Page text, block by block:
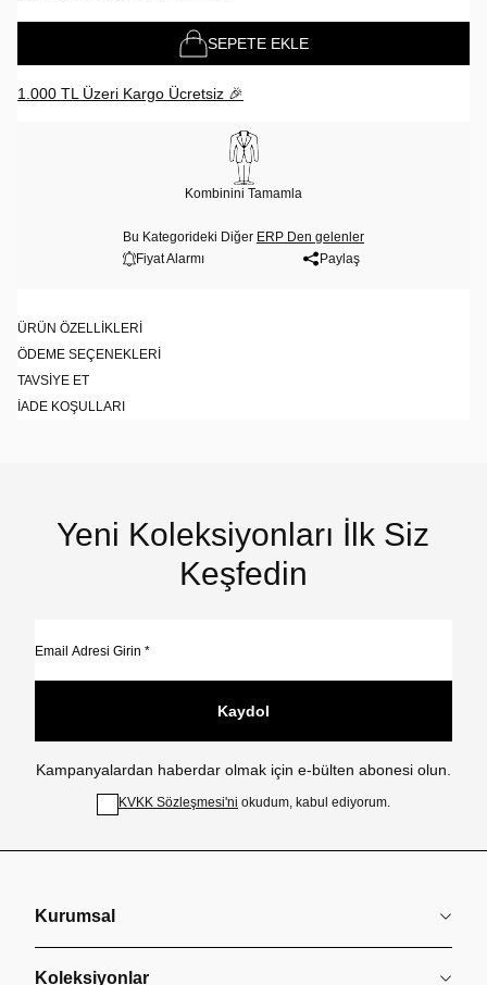
SEPETE EKLE
1.000 TL Üzeri Kargo Ücretsiz 🎉
Kombinini Tamamla
Bu Kategorideki Diğer ERP Den gelenler
Fiyat Alarmı
Paylaş
ÜRÜN ÖZELLIKLERI
ÖDEME SEÇENEKLERI
TAVSIYE ET
İADE KOŞULLARI
Yeni Koleksiyonları İlk Siz
Keşfedin
Kaydol
Kampanyalardan haberdar olmak için e-bülten abonesi olun.
KVKK Sözleşmesi'ni okudum, kabul ediyorum.
Kurumsal
Koleksiyonlar